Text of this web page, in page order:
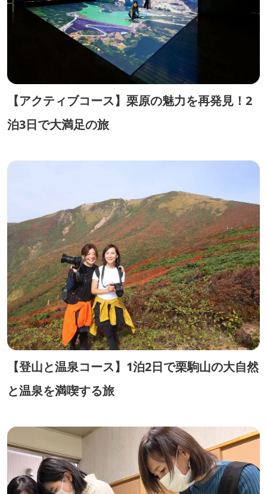
【アクティブコース】栗原の魅力を再発見！2
泊3日で大満足の旅
【登山と温泉コース】1泊2日で栗駒山の大自然
と温泉を満喫する旅